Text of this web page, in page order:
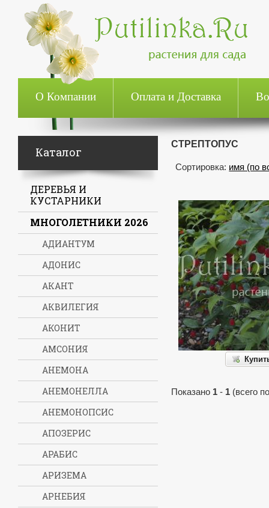
О Компании Оплата и Доставка
СТРЕПТОПУС
Сортировка: имя (по
Показано 1 - 1 (всего
Каталог
ДЕРЕВЬЯ И
КУСТАРНИКИ
МНОГОЛЕТНИКИ 2026
АДИАНТУМ
АДОНИС
АКАНТ
АКВИЛЕГИЯ
АКОНИТ
АМСОНИЯ
АНЕМОНА
АНЕМОНЕЛЛА
АНЕМОНОПСИС
АПОЗЕРИС
АРАБИС
АРИЗЕМА
АРНЕБИЯ